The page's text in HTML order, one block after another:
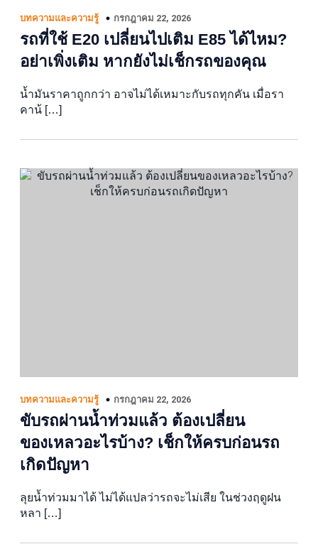
บทความและความรู้ กรกฎาคม 22, 2026
รถที่ใช้ E20 เปลี่ยนไปเติม E85 ได้ไหม?
อย่าเพิ่งเติม หากยังไม่เช็กรถของคุณ
น้ำมันราคาถูกกว่า อาจไม่ได้เหมาะกับรถทุกคัน เมื่อรา
คาน้ […]
บทความและความรู้ กรกฎาคม 22, 2026
ขับรถผ่านน้ำท่วมแล้ว ต้องเปลี่ยน
ของเหลวอะไรบ้าง? เช็กให้ครบก่อนรถ
เกิดปัญหา
ลุยน้ำท่วมมาได้ ไม่ได้แปลว่ารถจะไม่เสีย ในช่วงฤดูฝน
หลา […]